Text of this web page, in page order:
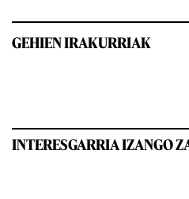
GEHIEN IRAKURRIAK
INTERESGARRIA IZANGO